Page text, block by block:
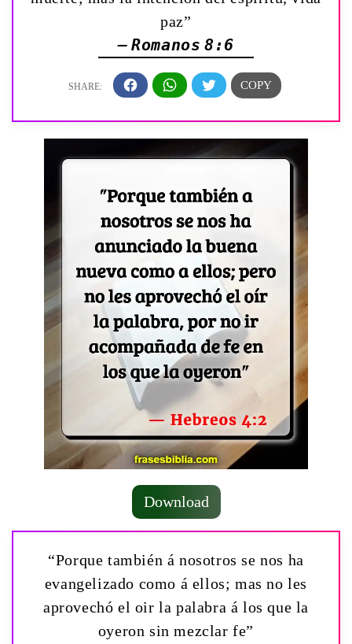
paz”
— Romanos 8:6
Download
“Porque también á nosotros se nos ha
evangelizado como á ellos; mas no les
aprovechó el oir la palabra á los que la
oyeron sin mezclar fe”